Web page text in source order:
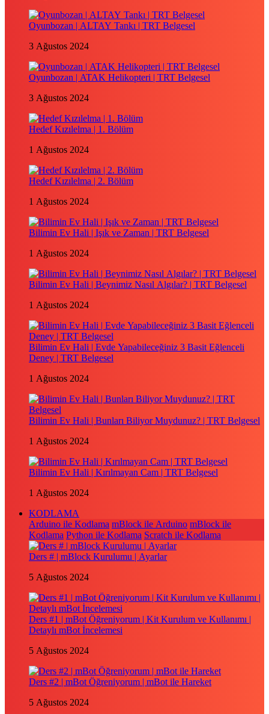
Oyunbozan | ALTAY Tankı | TRT Belgesel
3 Ağustos 2024
Oyunbozan | ATAK Helikopteri | TRT Belgesel
3 Ağustos 2024
Hedef Kızılelma | 1. Bölüm
1 Ağustos 2024
Hedef Kızılelma | 2. Bölüm
1 Ağustos 2024
Bilimin Ev Hali | Işık ve Zaman | TRT Belgesel
1 Ağustos 2024
Bilimin Ev Hali | Beynimiz Nasıl Algılar? | TRT Belgesel
1 Ağustos 2024
Bilimin Ev Hali | Evde Yapabileceğiniz 3 Basit Eğlenceli
Deney | TRT Belgesel
1 Ağustos 2024
Bilimin Ev Hali | Bunları Biliyor Muydunuz? | TRT Belgesel
1 Ağustos 2024
Bilimin Ev Hali | Kırılmayan Cam | TRT Belgesel
1 Ağustos 2024
KODLAMA
Arduino ile Kodlama mBlock ile Arduino mBlock ile
Kodlama Python ile Kodlama Scratch ile Kodlama
Ders # | mBlock Kurulumu | Ayarlar
5 Ağustos 2024
Ders #1 | mBot Öğreniyorum | Kit Kurulum ve Kullanımı |
Detaylı mBot İncelemesi
5 Ağustos 2024
Ders #2 | mBot Öğreniyorum | mBot ile Hareket
5 Ağustos 2024